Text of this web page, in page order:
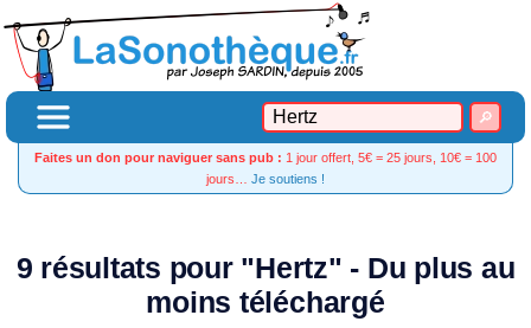
Faites un don pour naviguer sans pub : 1 jour offert, 5€ = 25 jours, 10€ = 100
jours… Je soutiens !
9 résultats pour "Hertz" - Du plus au
moins téléchargé